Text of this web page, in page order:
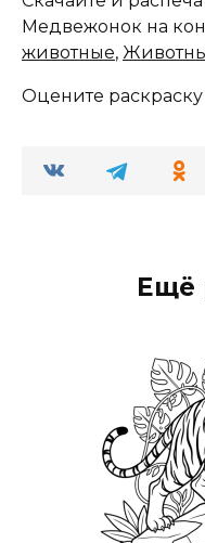
Медвежонок на
животные,
Оцените раскраску
Ещё